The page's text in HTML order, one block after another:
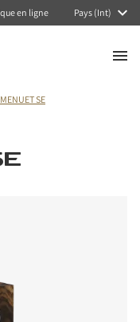
en ligne Pays (Int)
SE